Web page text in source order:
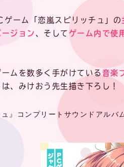
ーム「恋嵐スピリッチュ」の
ジョン 、そして ゲーム内で使
ムを数多く手がけている音楽
、みけおう先生描き下ろし！
』コンプリートサウンドアルバ